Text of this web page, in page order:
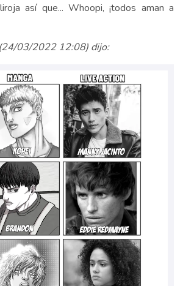
así que... Whoopi, ¡todos aman a
03/2022 12:08) dijo: